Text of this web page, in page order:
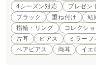
4シーズン対応
プレゼン
ブラック
重ね付け 結
指輪・リング
コレクシ
片耳
ピアス ミラー
ペアピアス
両耳 イエ